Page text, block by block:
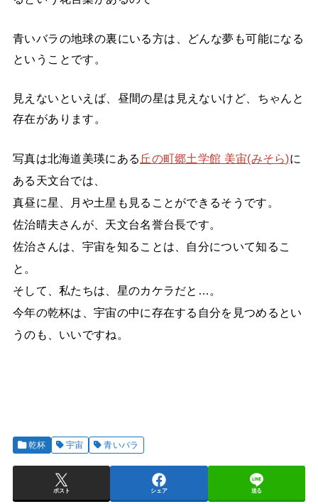
青いバラの地球の裏にいる方は、どんな夢も可能になる
ということです。
見えないといえば、昼間の星は見えないけど、ちゃんと
存在があります。
写真は北海道美瑛にある 丘の町郷土学館 美宙(みそら)に
ある天文台では、
真昼に星、月や土星も見ることができるそうです。
佐治晴夫さんが、天文台名誉台長です。
佐治さんは、宇宙を知ることは、自分について知るこ
と。
そして、私たちは、星のカケラだと…。
今年の乾杯は、宇宙の中に存在する自分を見つめるとい
うのも、いいですね。
乾杯 宇宙 青いバラ
ポスト シェア 送る